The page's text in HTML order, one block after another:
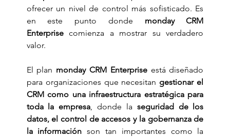
ofrecer un nivel de control más sofisticado. Es
en este punto donde monday CRM
Enterprise comienza a mostrar su verdadero
valor.
El plan monday CRM Enterprise está diseñado
para organizaciones que necesitan gestionar el
CRM como una infraestructura estratégica para
toda la empresa, donde la seguridad de los
datos, el control de accesos y la gobernanza de
la información son tan importantes como la